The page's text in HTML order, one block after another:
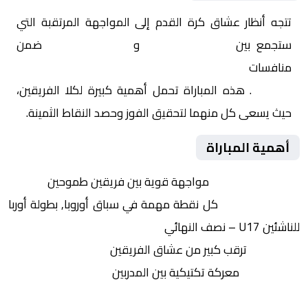
تتجه أنظار عشاق كرة القدم إلى المواجهة المرتقبة التي
ستجمع بين
و
ضمن
منافسات
. هذه المباراة تحمل أهمية كبيرة لكلا الفريقين،
حيث يسعى كل منهما لتحقيق الفوز وحصد النقاط الثمينة.
أهمية المباراة
مواجهة قوية بين فريقين طموحين
كل نقطة مهمة في سباق أوروبا, بطولة أوربا
للناشئين U17 – نصف النهائي
ترقب كبير من عشاق الفريقين
معركة تكتيكية بين المدربين